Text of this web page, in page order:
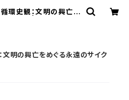
環史観：文明の興亡を
文明の興亡をめぐる永遠のサイク